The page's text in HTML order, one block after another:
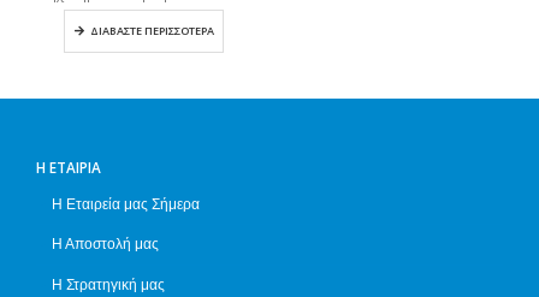
ΔΙΑΒΆΣΤΕ ΠΕΡΙΣΣΌΤΕΡΑ
Η ΕΤΑΙΡΊΑ
Η Εταιρεία μας Σήμερα
Η Αποστολή μας
Η Στρατηγική μας